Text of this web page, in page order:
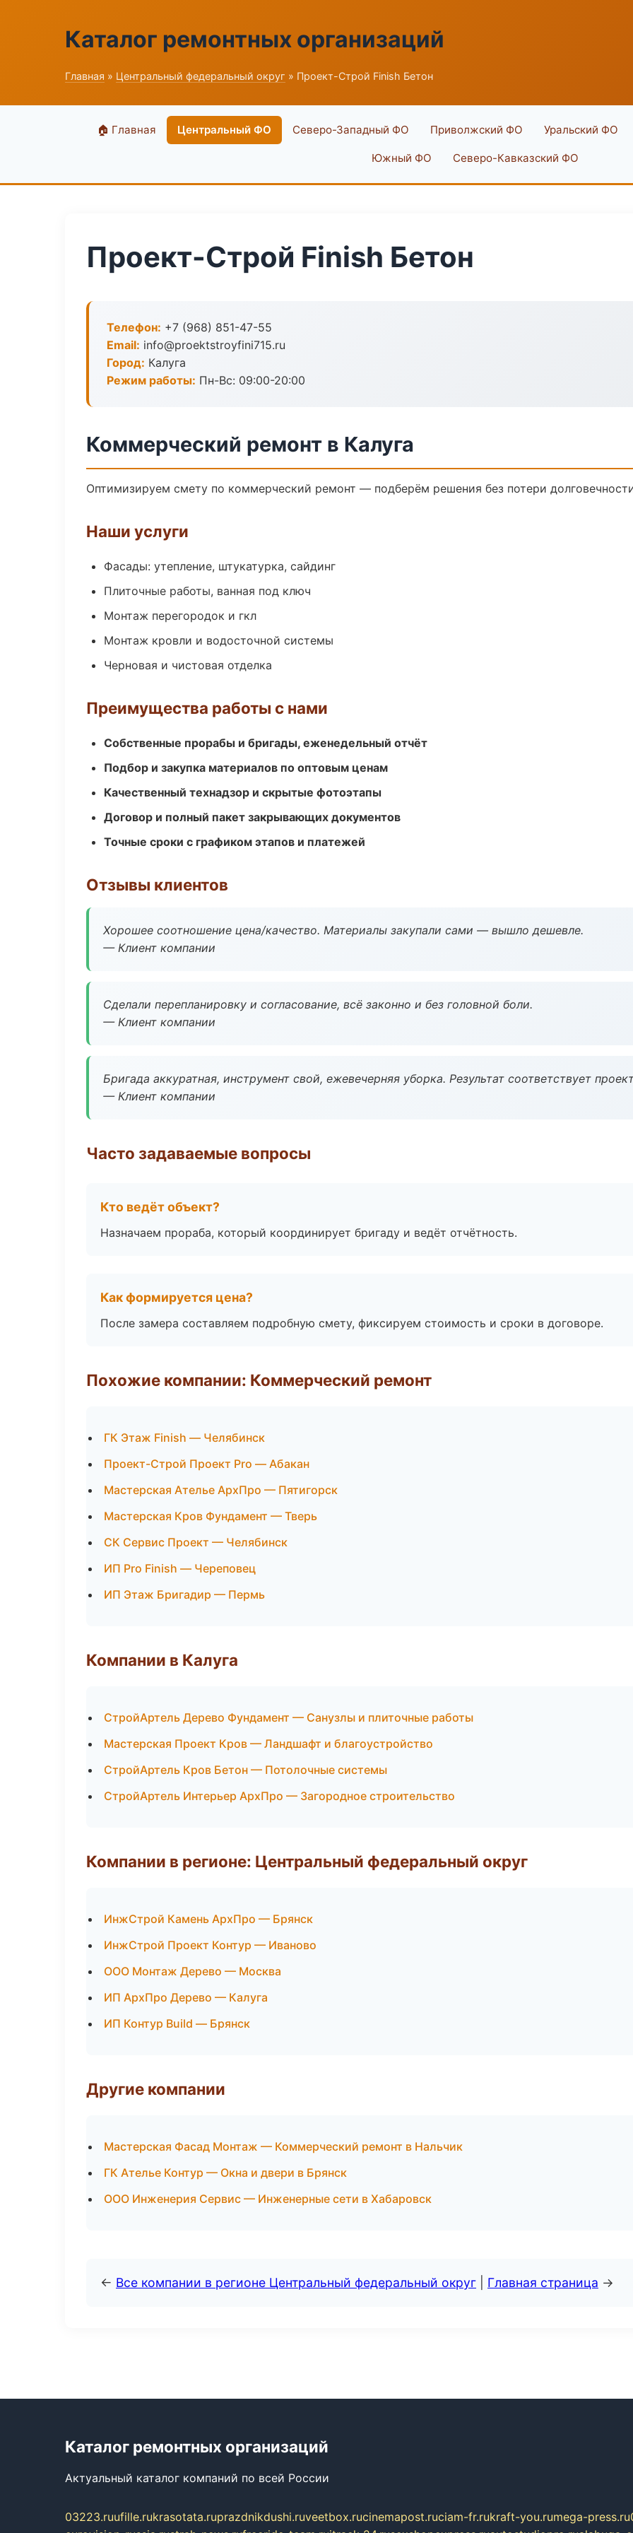
Каталог ремонтных организаций
Главная » Центральный федеральный округ » Проект-Строй Finish Бетон
🏠 Главная Центральный ФО Северо-Западный ФО Приволжский ФО Уральский ФО
Южный ФО Северо-Кавказский ФО
Проект-Строй Finish Бетон
Телефон: +7 (968) 851-47-55
Email: info@proektstroyfini715.ru
Город: Калуга
Режим работы: Пн-Вс: 09:00-20:00
Коммерческий ремонт в Калуга
Оптимизируем смету по коммерческий ремонт — подберём решения без потери
Наши услуги
Фасады: утепление, штукатурка, сайдинг
Плиточные работы, ванная под ключ
Монтаж перегородок и гкл
Монтаж кровли и водосточной системы
Черновая и чистовая отделка
Преимущества работы с нами
Собственные прорабы и бригады, еженедельный отчёт
Подбор и закупка материалов по оптовым ценам
Качественный технадзор и скрытые фотоэтапы
Договор и полный пакет закрывающих документов
Точные сроки с графиком этапов и платежей
Отзывы клиентов
Хорошее соотношение цена/качество. Материалы закупали сами — вышло дешевле.
— Клиент компании
Сделали перепланировку и согласование, всё законно и без головной боли.
— Клиент компании
Бригада аккуратная, инструмент свой, ежевечерняя уборка. Результат соответствует
— Клиент компании
Часто задаваемые вопросы
Кто ведёт объект?
Назначаем прораба, который координирует бригаду и ведёт отчётность.
Как формируется цена?
После замера составляем подробную смету, фиксируем стоимость и сроки в договоре.
Похожие компании: Коммерческий ремонт
ГК Этаж Finish — Челябинск
Проект-Строй Проект Pro — Абакан
Мастерская Ателье АрхПро — Пятигорск
Мастерская Кров Фундамент — Тверь
СК Сервис Проект — Челябинск
ИП Pro Finish — Череповец
ИП Этаж Бригадир — Пермь
Компании в Калуга
СтройАртель Дерево Фундамент — Санузлы и плиточные работы
Мастерская Проект Кров — Ландшафт и благоустройство
СтройАртель Кров Бетон — Потолочные системы
СтройАртель Интерьер АрхПро — Загородное строительство
Компании в регионе: Центральный федеральный округ
ИнжСтрой Камень АрхПро — Брянск
ИнжСтрой Проект Контур — Иваново
ООО Монтаж Дерево — Москва
ИП АрхПро Дерево — Калуга
ИП Контур Build — Брянск
Другие компании
Мастерская Фасад Монтаж — Коммерческий ремонт в Нальчик
ГК Ателье Контур — Окна и двери в Брянск
ООО Инженерия Сервис — Инженерные сети в Хабаровск
← Все компании в регионе Центральный федеральный округ Главная страница →
Каталог ремонтных организаций
Актуальный каталог компаний по всей России
03223.ruufille.rukrasotata.ruprazdnikdushi.ruveetbox.rucinemapost.ruciam-fr.rukraft-you.rumega-press.ru